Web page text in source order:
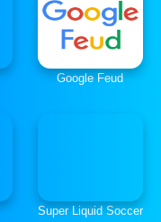
Google Feud
Super Liquid Soccer